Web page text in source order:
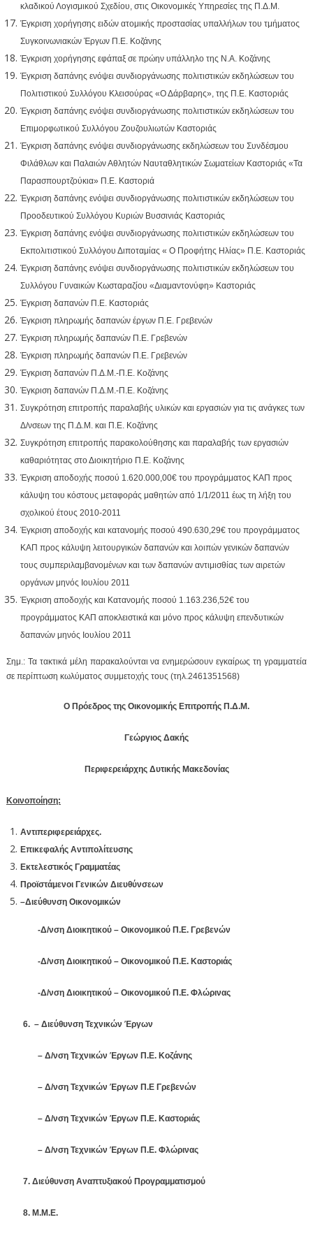
κλαδικού Λογισμικού Σχεδίου, στις Οικονομικές Υπηρεσίες της Π.Δ.Μ.
Έγκριση χορήγησης ειδών ατομικής προστασίας υπαλλήλων του τμήματος
Συγκοινωνιακών Έργων Π.Ε. Κοζάνης
Έγκριση χορήγησης εφάπαξ σε πρώην υπάλληλο της Ν.Α. Κοζάνης
Έγκριση δαπάνης ενόψει συνδιοργάνωσης πολιτιστικών εκδηλώσεων του
Πολιτιστικού Συλλόγου Κλεισούρας «Ο Δάρβαρης», της Π.Ε. Καστοριάς
Έγκριση δαπάνης ενόψει συνδιοργάνωσης πολιτιστικών εκδηλώσεων του
Επιμορφωτικού Συλλόγου Ζουζουλιωτών Καστοριάς
Έγκριση δαπάνης ενόψει συνδιοργάνωσης εκδηλώσεων του Συνδέσμου
Φιλάθλων και Παλαιών Αθλητών Ναυταθλητικών Σωματείων Καστοριάς «Τα
Παρασπουρτζούκια» Π.Ε. Καστοριά
Έγκριση δαπάνης ενόψει συνδιοργάνωσης πολιτιστικών εκδηλώσεων του
Προοδευτικού Συλλόγου Κυριών Βυσσινιάς Καστοριάς
Έγκριση δαπάνης ενόψει συνδιοργάνωσης πολιτιστικών εκδηλώσεων του
Εκπολιτιστικού Συλλόγου Διποταμίας « Ο Προφήτης Ηλίας» Π.Ε. Καστοριάς
Έγκριση δαπάνης ενόψει συνδιοργάνωσης πολιτιστικών εκδηλώσεων του
Συλλόγου Γυναικών Κωσταραζίου «Διαμαντονύφη» Καστοριάς
Έγκριση δαπανών Π.Ε. Καστοριάς
Έγκριση πληρωμής δαπανών έργων Π.Ε. Γρεβενών
Έγκριση πληρωμής δαπανών Π.Ε. Γρεβενών
Έγκριση πληρωμής δαπανών Π.Ε. Γρεβενών
Έγκριση δαπανών Π.Δ.Μ.-Π.Ε. Κοζάνης
Έγκριση δαπανών Π.Δ.Μ.-Π.Ε. Κοζάνης
Συγκρότηση επιτροπής παραλαβής υλικών και εργασιών για τις ανάγκες των
Δ/νσεων της Π.Δ.Μ. και Π.Ε. Κοζάνης
Συγκρότηση επιτροπής παρακολούθησης και παραλαβής των εργασιών
καθαριότητας στο Διοικητήριο Π.Ε. Κοζάνης
Έγκριση αποδοχής ποσού 1.620.000,00€ του προγράμματος ΚΑΠ προς
κάλυψη του κόστους μεταφοράς μαθητών από 1/1/2011 έως τη λήξη του
σχολικού έτους 2010-2011
Έγκριση αποδοχής και κατανομής ποσού 490.630,29€ του προγράμματος
ΚΑΠ προς κάλυψη λειτουργικών δαπανών και λοιπών γενικών δαπανών
τους συμπεριλαμβανομένων και των δαπανών αντιμισθίας των αιρετών
οργάνων μηνός Ιουλίου 2011
Έγκριση αποδοχής και Κατανομής ποσού 1.163.236,52€ του
προγράμματος ΚΑΠ αποκλειστικά και μόνο προς κάλυψη επενδυτικών
δαπανών μηνός Ιουλίου 2011
Σημ.: Τα τακτικά μέλη παρακαλούνται να ενημερώσουν εγκαίρως τη γραμματεία
σε περίπτωση κωλύματος συμμετοχής τους (τηλ.2461351568)
Ο Πρόεδρος της Οικονομικής Επιτροπής Π.Δ.Μ.
Γεώργιος Δακής
Περιφερειάρχης Δυτικής Μακεδονίας
Κοινοποίηση:
Αντιπεριφερειάρχες.
Επικεφαλής Αντιπολίτευσης
Εκτελεστικός Γραμματέας
Προϊστάμενοι Γενικών Διευθύνσεων
–Διεύθυνση Οικονομικών
-Δ/νση Διοικητικού – Οικονομικού Π.Ε. Γρεβενών
-Δ/νση Διοικητικού – Οικονομικού Π.Ε. Καστοριάς
-Δ/νση Διοικητικού – Οικονομικού Π.Ε. Φλώρινας
6. – Διεύθυνση Τεχνικών Έργων
– Δ/νση Τεχνικών Έργων Π.Ε. Κοζάνης
– Δ/νση Τεχνικών Έργων Π.Ε Γρεβενών
– Δ/νση Τεχνικών Έργων Π.Ε. Καστοριάς
– Δ/νση Τεχνικών Έργων Π.Ε. Φλώρινας
7. Διεύθυνση Αναπτυξιακού Προγραμματισμού
8. Μ.Μ.Ε.